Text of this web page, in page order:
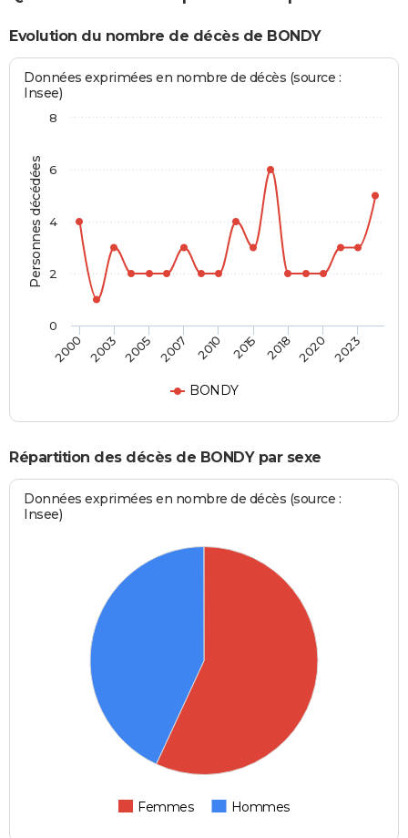
Evolution du nombre de décès de BONDY
Personnes décédées
Données exprimées en nombre de décès (source :
Insee)
BONDY
2000 2003 2005 2007 2010 2015 2018 2020 2023
0
2
4
6
8
Répartition des décès de BONDY par sexe
Données exprimées en nombre de décès (source :
Insee)
Femmes Hommes